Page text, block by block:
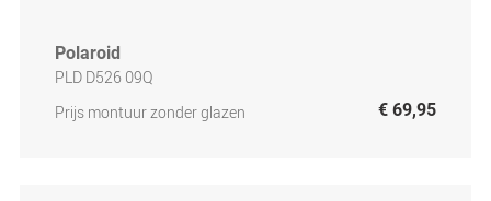
Polaroid
PLD D526 09Q
Prijs montuur zonder glazen
€ 69,95